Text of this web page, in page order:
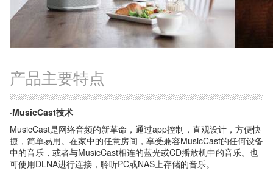
产品主要特点
·MusicCast技术
MusicCast是网络音频的新革命，通过app控制，直观设计，方便快
捷，简单易用。在家中的任意房间，享受兼容MusicCast的任何设备
中的音乐，或者与MusicCast相连的蓝光或CD播放机中的音乐。也
可使用DLNA进行连接，聆听PC或NAS上存储的音乐。